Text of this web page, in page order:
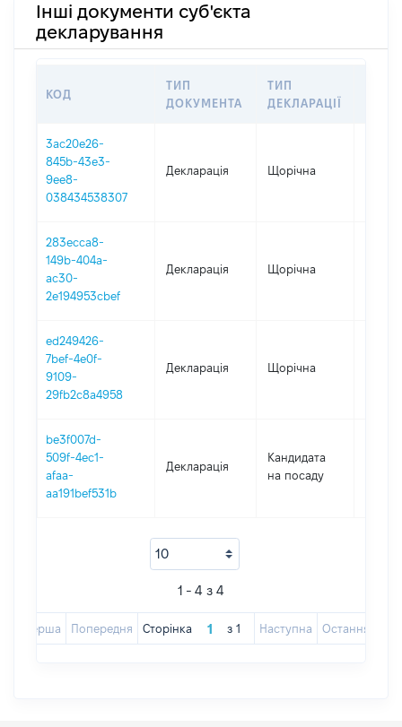
Інші документи суб'єкта
декларування
КОД
ТИП
ДОКУМЕНТА
ТИП
ДЕКЛАРАЦІЇ
3ac20e26-
845b-43e3-
9ee8-
038434538307
Декларація Щорічна
283ecca8-
149b-404a-
ac30-
2e194953cbef
Декларація Щорічна
ed249426-
7bef-4e0f-
9109-
29fb2c8a4958
Декларація Щорічна
be3f007d-
509f-4ec1-
afaa-
aa191bef531b
Декларація
Кандидата
на посаду
1 - 4 з 4
Перша Попередня Сторінка з 1 Наступна Остання